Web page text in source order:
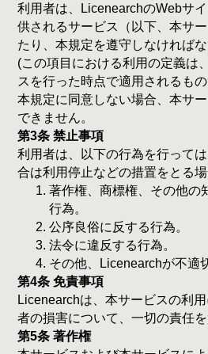
利用者は、LicenearchのWebサ
供されるサービス（以下、本サ
たり、本規定を遵守しなければな
(この項目における利用の定義は
スを行った時点で適用されるも
本規定に同意しない場合、本サ
できません。
第3条 禁止事項
利用者は、以下の行為を行って
合は利用停止などの措置をとる場
著作権、商標権、その他の
行為。
公序良俗に反する行為。
法令に違反する行為。
その他、Licenearchが不適
第4条 免責事項
Licenearchは、本サービスの利
者の損害について、一切の責任を
第5条 著作権